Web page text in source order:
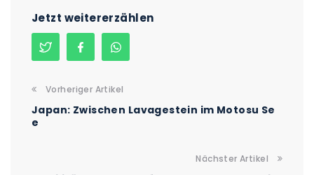
Jetzt weitererzählen
Vorheriger Artikel
Japan: Zwischen Lavagestein im Motosu Se
e
Nächster Artikel